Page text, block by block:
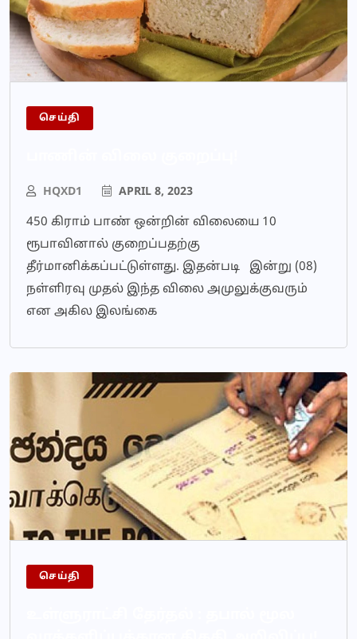
செய்தி
HQXD1 APRIL 8, 2023
450 கிராம் பாண் ஒன்றின் விலையை 10
ரூபாவினால் குறைப்பதற்கு
தீர்மானிக்கப்பட்டுள்ளது. இதன்படி இன்று (08)
நள்ளிரவு முதல் இந்த விலை அமுலுக்குவரும்
என அகில இலங்கை
செய்தி